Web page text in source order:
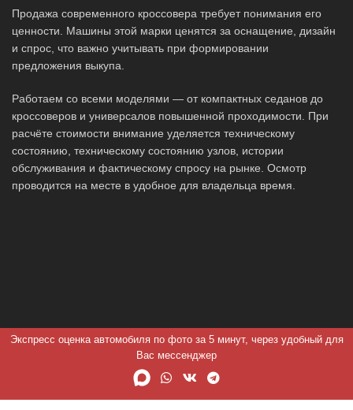
Продажа современного кроссовера требует понимания его
ценности. Машины этой марки ценятся за оснащение, дизайн
и спрос, что важно учитывать при формировании
предложения выкупа.
Работаем со всеми моделями — от компактных седанов до
кроссоверов и универсалов повышенной проходимости. При
расчёте стоимости внимание уделяется техническому
состоянию, техническому состоянию узлов, истории
обслуживания и фактическому спросу на рынке. Осмотр
проводится на месте в удобное для владельца время.
Экспресс оценка автомобиля по фото за 5 минут, через удобный для
Вас мессенджер